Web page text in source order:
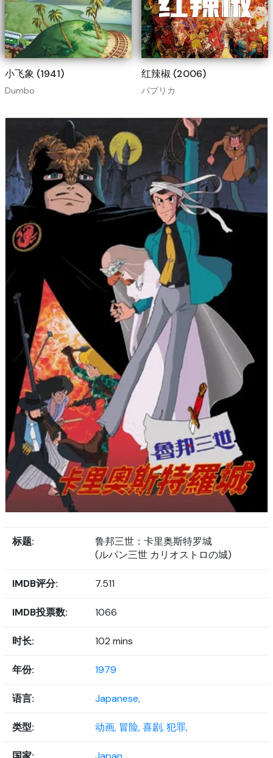
标题:
鲁邦三世：卡里奥斯特罗城
(ルパン三世 カリオストロの城)
IMDB评分: 7.511
IMDB投票数: 1066
时长: 102 mins
年份: 1979
语言: Japanese,
类型: 动画, 冒险,喜剧,犯罪,
小飞象 (1941)
Dumbo
红辣椒 (2006)
パプリカ